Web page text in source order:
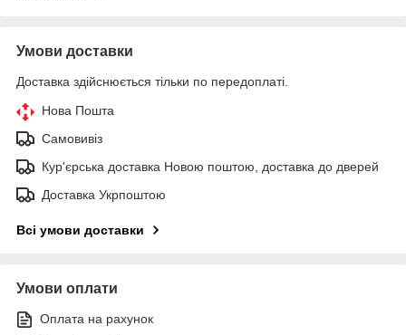
Умови доставки
Доставка здійснюється тільки по передоплаті.
Нова Пошта
Самовивіз
Кур'єрська доставка Новою поштою, доставка до дверей
Доставка Укрпоштою
Всі умови доставки
Умови оплати
Оплата на рахунок